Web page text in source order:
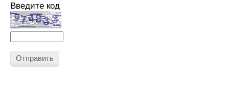
Введите код
Отправить